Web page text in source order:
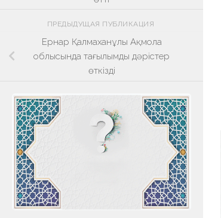
ПРЕДЫДУЩАЯ ПУБЛИКАЦИЯ
Ернар Қалмаханұлы Ақмола
облысында тағылымды дәрістер
өткізді